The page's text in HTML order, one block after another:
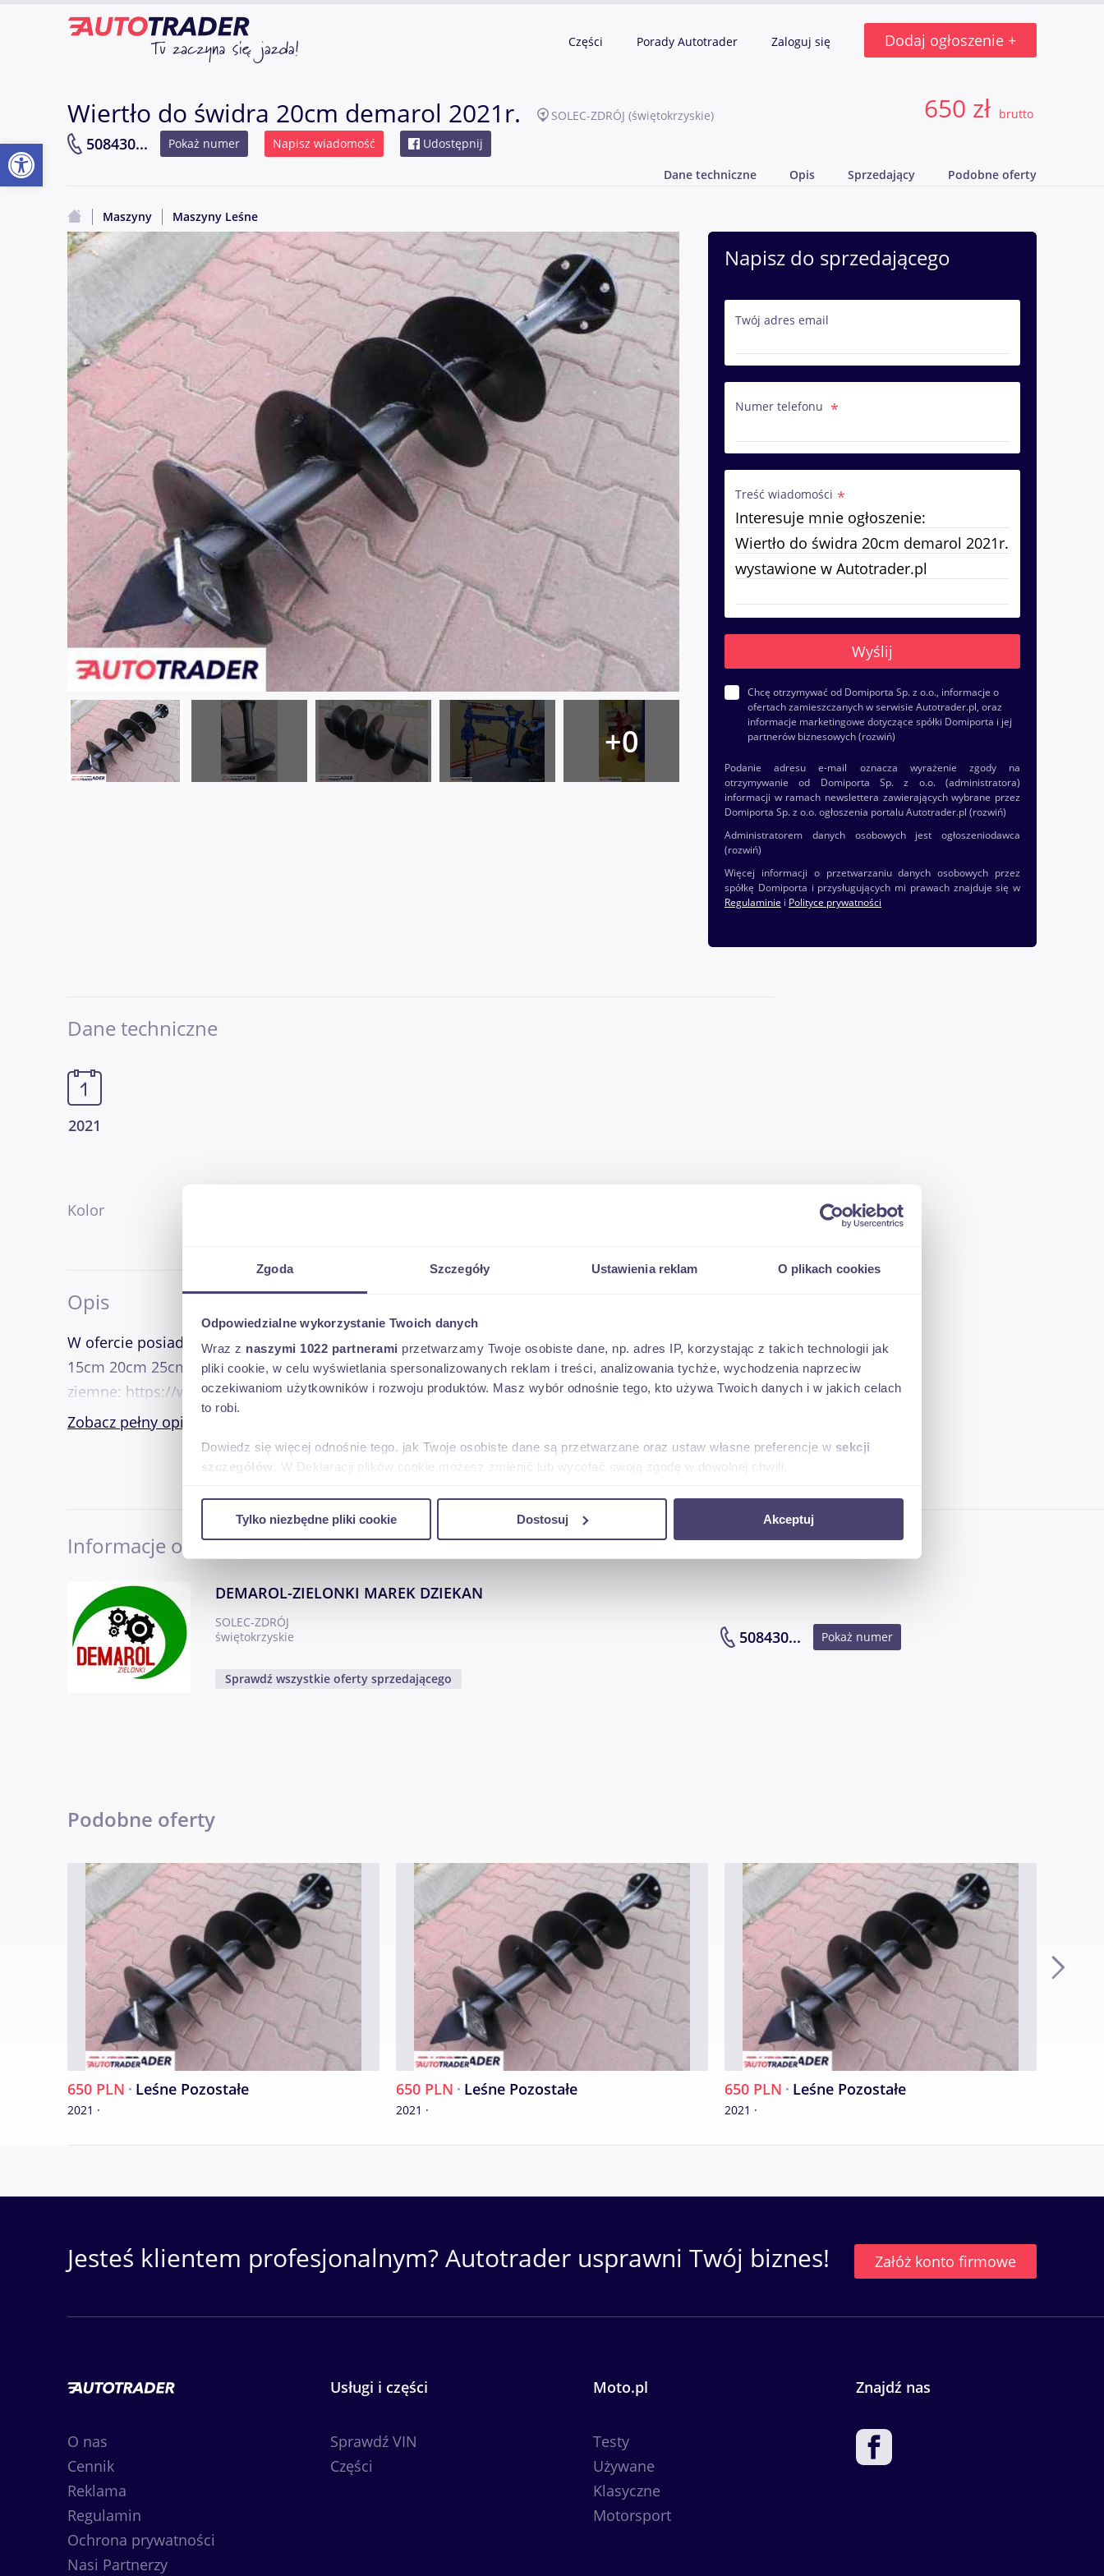
Zgoda Szczegóły Ustawienia reklam O plikach cookies
Odpowiedzialne wykorzystanie Twoich danych
Wraz z naszymi 1022 partnerami przetwarzamy Twoje osobiste dane, np. adres IP, korzystając z takich technologii jak
pliki cookie, w celu wyświetlania spersonalizowanych reklam i treści, analizowania tychże, wychodzenia naprzeciw
oczekiwaniom użytkowników i rozwoju produktów. Masz wybór odnośnie tego, kto używa Twoich danych i w jakich celach
to robi.
Dowiedz się więcej odnośnie tego, jak Twoje osobiste dane są przetwarzane oraz ustaw własne preferencje w sekcji
szczegółów . W Deklaracji plików cookie możesz zmienić lub wycofać swoją zgodę w dowolnej chwili.
ruch w naszej witrynie. Informacje o tym, jak korzystasz z naszej witryny, udostępniamy partnerom społecznościowym,
Tylko niezbędne pliki cookie Dostosuj Akceptuj
Części Porady Autotrader Zaloguj się Dodaj ogłoszenie +
Wiertło do świdra 20cm demarol 2021r. SOLEC-ZDRÓJ (świętokrzyskie)
508430... Pokaż numer Napisz wiadomość Udostępnij
650 zł brutto
Dane techniczne Opis Sprzedający Podobne oferty
Maszyny Maszyny Leśne
Napisz do sprzedającego
Twój adres email
Numer telefonu
Treść wiadomości
Chcę otrzymywać od Domiporta Sp. z o.o., informacje o
ofertach zamieszczanych w serwisie Autotrader.pl, oraz
informacje marketingowe dotyczące spółki Domiporta i jej
partnerów biznesowych(rozwiń)
Podanie adresu e-mail oznacza wyrażenie zgody na
otrzymywanie od Domiporta Sp. z o.o. (administratora)
informacji w ramach newslettera zawierających wybrane przez
Domiporta Sp. z o.o. ogłoszenia portalu Autotrader.pl (rozwiń)
Administratorem danych osobowych jest ogłoszeniodawca
(rozwiń)
Więcej informacji o przetwarzaniu danych osobowych przez
spółkę Domiporta i przysługujących mi prawach znajduje się w
Regulaminie i Polityce prywatności
Dane techniczne
2021
Kolor
Opis
W ofercie posiadam różnego rodzaju wiertła do świdrów ziemnych (wiertnic) Różne średnice: 12cm
15cm 20cm 25cm 40cm 50cm Wysyłka kurierska cały kraj W ofercie posiadamy również kpl. świdry
ziemne: https://www.youtube.com/watch?v=qp5wUnGOggU
Zobacz pełny opis
Informacje o sprzedającym
DEMAROL-ZIELONKI MAREK DZIEKAN
SOLEC-ZDRÓJ
świętokrzyskie
Sprawdź wszystkie oferty sprzedającego
508430... Pokaż numer
Podobne oferty
650 PLN · Leśne Pozostałe
2021 ·
650 PLN · Leśne Pozostałe
2021 ·
650 PLN · Leśne Pozostałe
2021 ·
Jesteś klientem profesjonalnym? Autotrader usprawni Twój biznes! Załóż konto firmowe
O nas
Cennik
Reklama
Regulamin
Ochrona prywatności
Nasi Partnerzy
Usługi i części
Sprawdź VIN
Części
Moto.pl
Testy
Używane
Klasyczne
Motorsport
Znajdź nas
Otwórz pasek narzędzi